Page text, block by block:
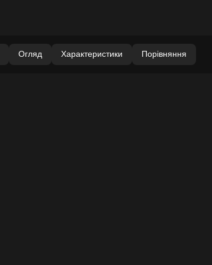
Огляд Характеристики Порівняння